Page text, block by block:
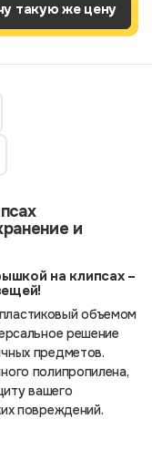
такую же цену
и
на клипсах –
объемом
решение
предметов.
полипропилена,
вашего
повреждений.